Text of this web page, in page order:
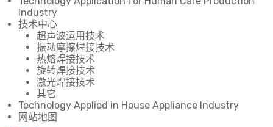
Industry
技术中心
超声波运用技术
振动摩擦焊接技术
热熔焊接技术
旋转焊接技术
激光焊接技术
其它
Technology Applied in House Appliance Industry
网站地图